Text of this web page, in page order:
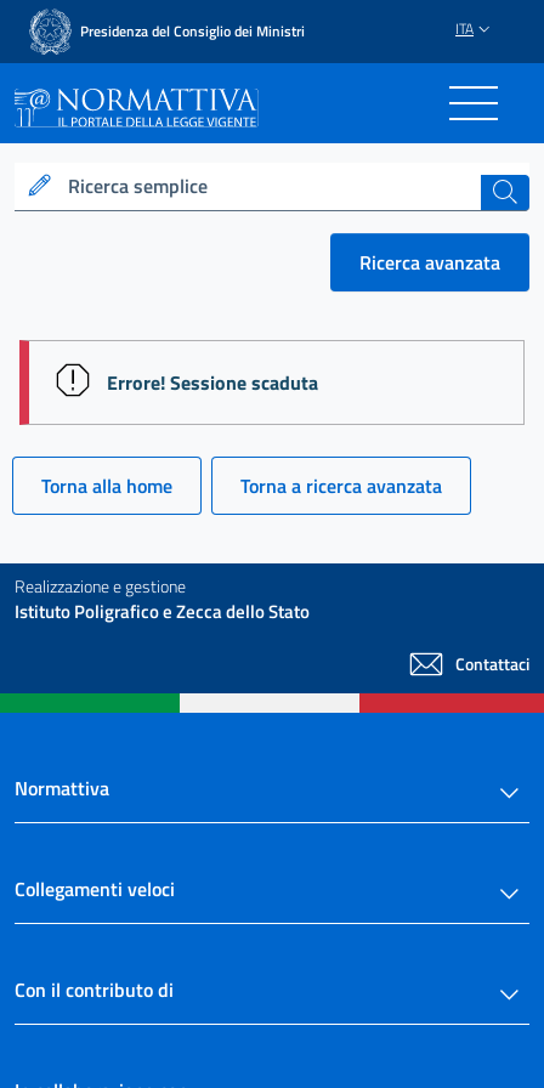
Presidenza del Consiglio dei Ministri ITA
Normattiva - Il portale
Ricerca semplice cerca
Ricerca avanzata
session id: uI5O3vlhx-PIlqXXeDowDk0PJ3RYs1Tym-
Errore! Sessione scaduta
Torna alla home Torna a ricerca avanzata
Realizzazione e gestione
Istituto Poligrafico e Zecca dello Stato
Contattaci
Normattiva
Collegamenti veloci
Con il contributo di